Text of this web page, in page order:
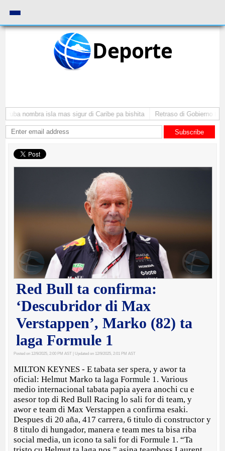
Deporte
nombra isla mas sigur di Caribe pa bishita Retraso di Gobierno ta
Subscribe
Red Bull ta confirma:
‘Descubridor di Max
Verstappen’, Marko (82) ta
laga Formule 1
Posted on 12/9/2025, 2:00 PM AST | Updated on 12/9/2025, 2:01 PM AST
MILTON KEYNES - E tabata ser spera, y awor ta
oficial: Helmut Marko ta laga Formule 1. Various
medio internacional tabata papia ayera anochi cu e
asesor top di Red Bull Racing lo sali for di team, y
awor e team di Max Verstappen a confirma esaki.
Despues di 20 aña, 417 carrera, 6 titulo di constructor y
8 titulo di hungador, manera e team mes ta bisa riba
social media, un icono ta sali for di Formule 1. “Ta